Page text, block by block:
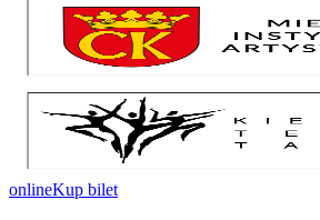
onlineKup bilet